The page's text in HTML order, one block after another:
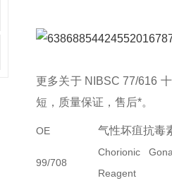
更多关于 NIBSC 77/616
短，质量保证，售后*。
OE 气性坏疽抗毒
99/708
Chorionic
Reagent